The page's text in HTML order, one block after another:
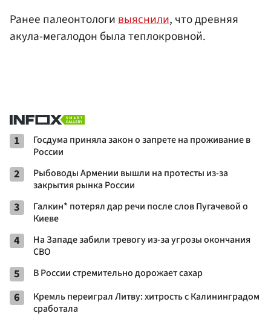
Ранее палеонтологивыяснили, что древняя
акула-мегалодон была теплокровной.
1
Госдума приняла закон о запрете на проживание в
России
2
Рыбоводы Армении вышли на протесты из-за
закрытия рынка России
3
Галкин* потерял дар речи после слов Пугачевой о
Киеве
4
На Западе забили тревогу из-за угрозы окончания
СВО
5 В России стремительно дорожает сахар
6
Кремль переиграл Литву: хитрость с Калининградом
сработала